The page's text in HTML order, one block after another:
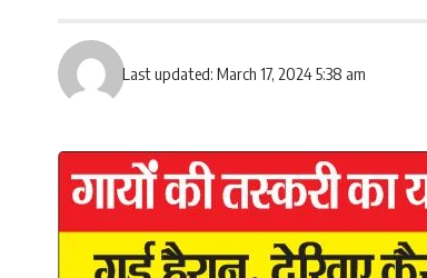
Last updated: March 17, 2024 5:38 am